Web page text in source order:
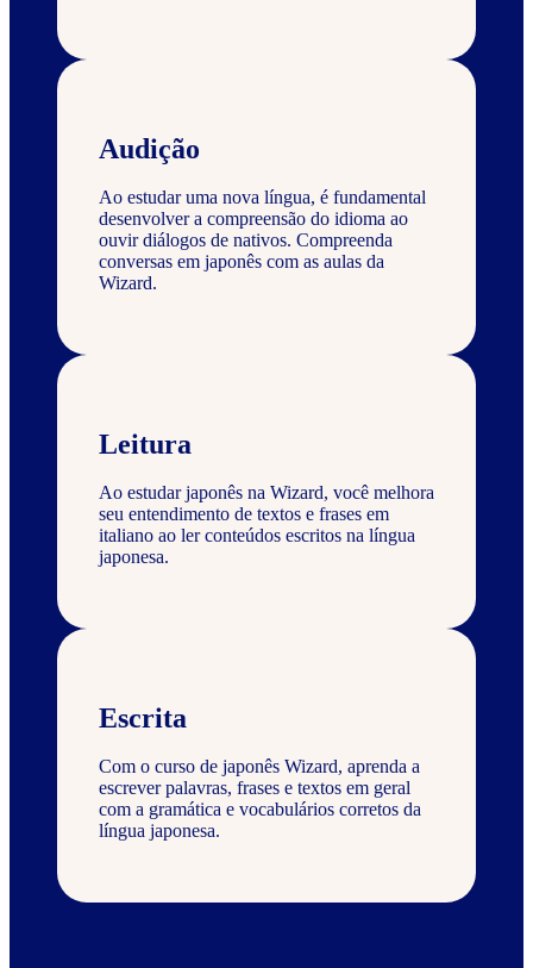
Audição
Ao estudar uma nova língua, é fundamental
desenvolver a compreensão do idioma ao
ouvir diálogos de nativos. Compreenda
conversas em japonês com as aulas da
Wizard.
Leitura
Ao estudar japonês na Wizard, você melhora
seu entendimento de textos e frases em
italiano ao ler conteúdos escritos na língua
japonesa.
Escrita
Com o curso de japonês Wizard, aprenda a
escrever palavras, frases e textos em geral
com a gramática e vocabulários corretos da
língua japonesa.